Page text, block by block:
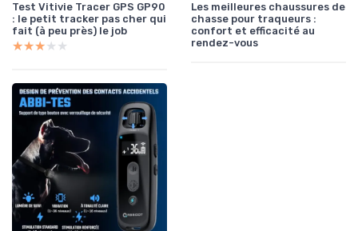
Test Vitivie Tracer GPS GP90
: le petit tracker pas cher qui
fait (à peu près) le job
★★★★★
★★★★★
Les meilleures chaussures de
chasse pour traqueurs :
confort et efficacité au
rendez-vous